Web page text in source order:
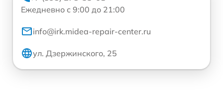
Ежедневно с 9:00 до 21:00
info@irk.midea-repair-center.ru
ул. Дзержинского, 25